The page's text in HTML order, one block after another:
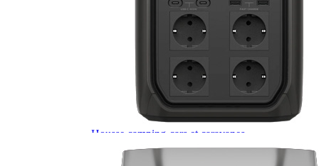
ISOLATION & HIVERNAGE
Gamme CLAIRVAL
Gamme de volets ISOPLAIR
Gamme de volets THERMOCOVER
Gamme de volets VISIOPLAIR
Rideaux volets isolants intérieurs
Isolation thermique phonique
Gamme de volets BRUNNER
Rideaux volets isolants extérieurs
Housse camping-cars et caravanes
Equipement spécial HIVER
OUVERTURES & PORTES